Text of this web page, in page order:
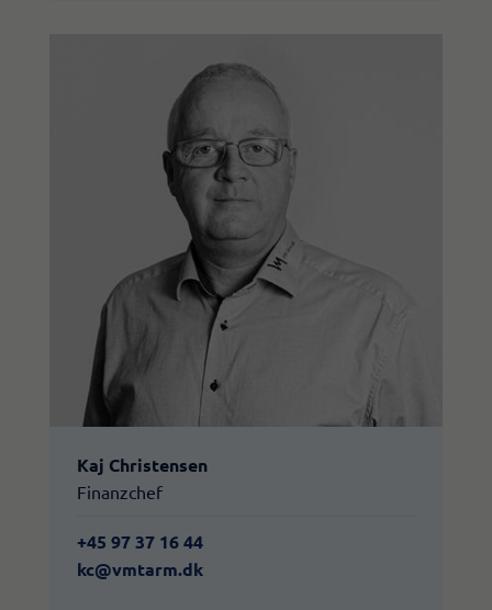
Kaj Christensen
Finanzchef
+45 97 37 16 44
kc@vmtarm.dk